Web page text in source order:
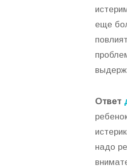
еще
Ответ
надо